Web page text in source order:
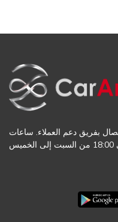
بفريق دعم العملاء. ساعات